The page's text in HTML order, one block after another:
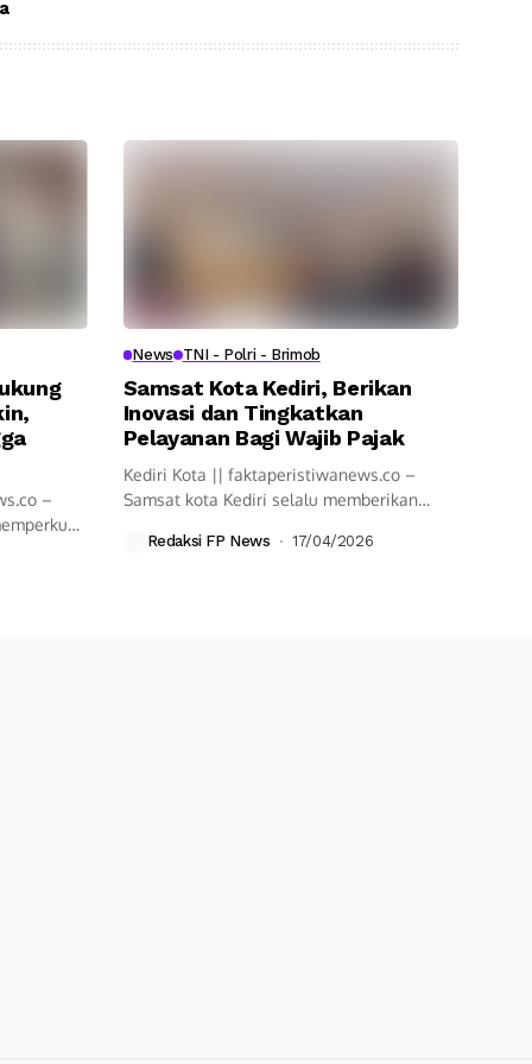
–
News TNI - Polri - Brimob
Samsat Kota Kediri, Berikan
Inovasi dan Tingkatkan
Pelayanan Bagi Wajib Pajak
Kediri Kota || faktaperistiwanews.co –
Samsat kota Kediri selalu memberikan
Redaksi FP News 17/04/2026